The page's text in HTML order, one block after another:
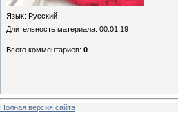
Язык: Русский
Длительность материала: 00:01:19
Всего комментариев: 0
Полная версия сайта